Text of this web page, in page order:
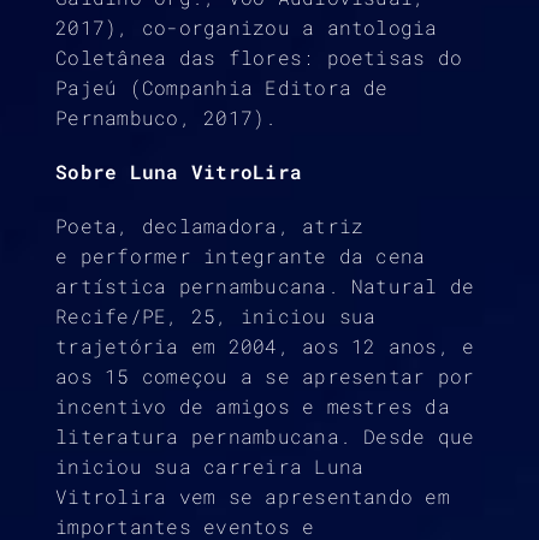
2017), co-organizou a antologia
Coletânea das flores: poetisas do
Pajeú (Companhia Editora de
Pernambuco, 2017).
Sobre Luna VitroLira
Poeta, declamadora, atriz
e performer integrante da cena
artística pernambucana. Natural de
Recife/PE, 25, iniciou sua
trajetória em 2004, aos 12 anos, e
aos 15 começou a se apresentar por
incentivo de amigos e mestres da
literatura pernambucana. Desde que
iniciou sua carreira Luna
Vitrolira vem se apresentando em
importantes eventos e